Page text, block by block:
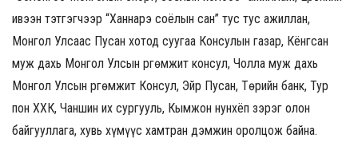
ивээн тэтгэгчээр “Ханнарэ соёлын сан” тус тус ажиллан,
Монгол Улсаас Пусан хотод суугаа Консулын газар, Кёнгсан
муж дахь Монгол Улсын Өргөмжит консул, Чолла муж дахь
Монгол Улсын Өргөмжит Консул, Эйр Пусан, Төрийн банк, Тур
пон ХХК, Чаншин их сургууль, Кымжон нунхёп зэрэг олон
байгууллага, хувь хүмүүс хамтран дэмжин оролцож байна.